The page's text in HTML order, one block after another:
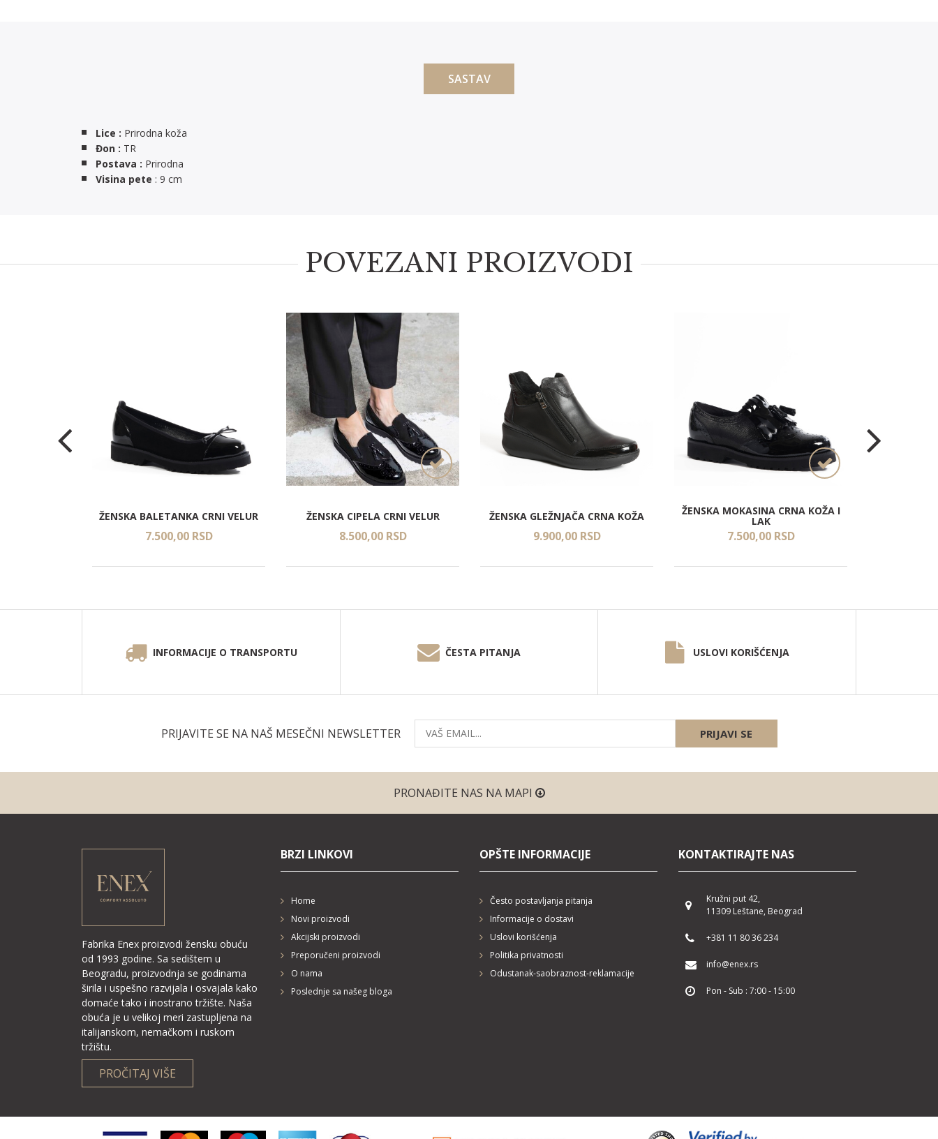
SASTAV
Lice : Prirodna koža
Đon : TR
Postava : Prirodna
Visina pete : 9 cm
POVEZANI PROIZVODI
ŽENSKA BALETANKA CRNI VELUR
7.500,00 RSD
ŽENSKA CIPELA CRNI VELUR
8.500,00 RSD
ŽENSKA GLEŽNJAČA CRNA KOŽA
9.900,00 RSD
ŽENSKA MOKASINA CRNA KOŽA I
LAK
7.500,00 RSD
INFORMACIJE O TRANSPORTU ČESTA PITANJA USLOVI KORIŠĆENJA
PRIJAVITE SE NA NAŠ MESEČNI NEWSLETTER PRIJAVI SE
PRONAĐITE NAS NA MAPI
Fabrika Enex proizvodi žensku obuću
od 1993 godine. Sa sedištem u
Beogradu, proizvodnja se godinama
širila i uspešno razvijala i osvajala kako
domaće tako i inostrano tržište. Naša
obuća je u velikoj meri zastupljena na
italijanskom, nemačkom i ruskom
tržištu.
PROČITAJ VIŠE
BRZI LINKOVI
Home
Novi proizvodi
Akcijski proizvodi
Preporučeni proizvodi
O nama
Poslednje sa našeg bloga
OPŠTE INFORMACIJE
Često postavljanja pitanja
Informacije o dostavi
Uslovi korišćenja
Politika privatnosti
Odustanak-saobraznost-reklamacije
KONTAKTIRAJTE NAS
Kružni put 42,
11309 Leštane, Beograd
+381 11 80 36 234
info@enex.rs
Pon - Sub : 7:00 - 15:00